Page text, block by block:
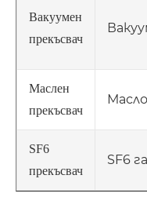
Вакуумен
прекъсвач
Маслен
прекъсвач
Масло
SF6
прекъсвач
SF6